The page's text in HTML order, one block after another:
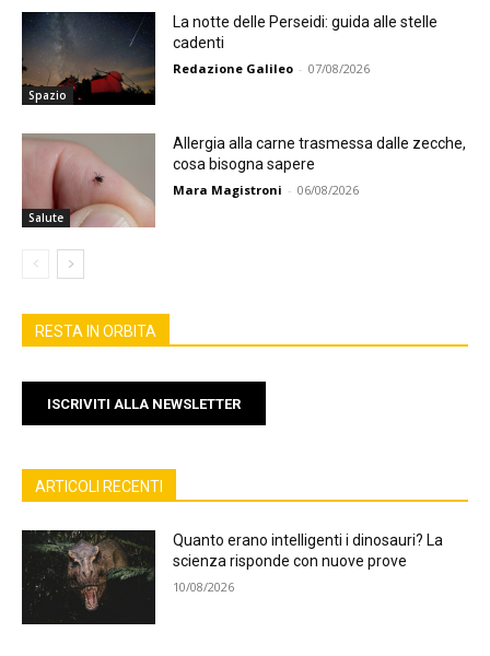
Spazio
La notte delle Perseidi: guida alle stelle
cadenti
Redazione Galileo - 07/08/2026
Salute
Allergia alla carne trasmessa dalle zecche,
cosa bisogna sapere
Mara Magistroni - 06/08/2026
RESTA IN ORBITA
ISCRIVITI ALLA NEWSLETTER
ARTICOLI RECENTI
Quanto erano intelligenti i dinosauri? La
scienza risponde con nuove prove
10/08/2026